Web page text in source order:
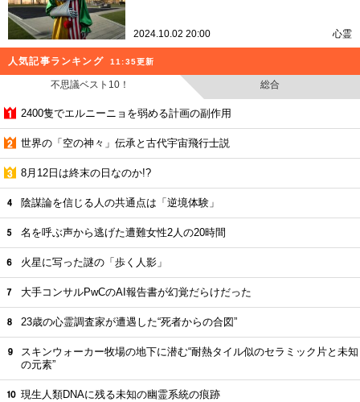
2024.10.02 20:00 心霊
人気記事ランキング 11:35更新
不思議ベスト10！ 総合
2400隻でエルニーニョを弱める計画の副作用
世界の「空の神々」伝承と古代宇宙飛行士説
8月12日は終末の日なのか!?
陰謀論を信じる人の共通点は「逆境体験」
名を呼ぶ声から逃げた遭難女性2人の20時間
火星に写った謎の「歩く人影」
大手コンサルPwCのAI報告書が幻覚だらけだった
23歳の心霊調査家が遭遇した“死者からの合図”
スキンウォーカー牧場の地下に潜む“耐熱タイル似のセラミック片と未知
の元素”
現生人類DNAに残る未知の幽霊系統の痕跡